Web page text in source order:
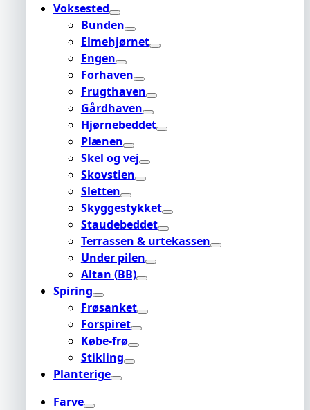
Voksested
Bunden
Elmehjørnet
Engen
Forhaven
Frugthaven
Gårdhaven
Hjørnebeddet
Plænen
Skel og vej
Skovstien
Sletten
Skyggestykket
Staudebeddet
Terrassen & urtekassen
Under pilen
Altan (BB)
Spiring
Frøsanket
Forspiret
Købe-frø
Stikling
Planterige
Farve